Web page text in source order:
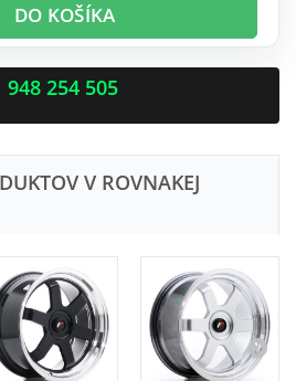
DO KOŠÍKA
948 254 505
V ROVNAKEJ